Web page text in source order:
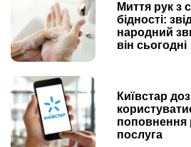
Миття рук з
бідності:
народний
він сьогодні
Київстар
поповнення
послуга